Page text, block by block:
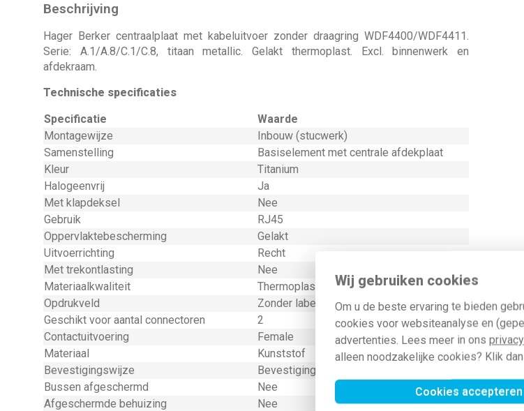
Wij gebruiken cookies
Om u de beste ervaring te bieden
cookies voor websiteanalyse en
advertenties. Lees meer in ons
alleen noodzakelijke cookies? Klik dan
Cookies accepteren
Beschrijving
Hager Berker centraalplaat met kabeluitvoer zonder draagring WDF4400/WDF4411.
Serie: A.1/A.8/C.1/C.8, titaan metallic. Gelakt thermoplast. Excl. binnenwerk en
afdekraam.
Technische specificaties
Specificatie
Waarde
Montagewijze
Inbouw (stucwerk)
Samenstelling
Basiselement met centrale afdekplaat
Kleur
Titanium
Halogeenvrij
Ja
Met klapdeksel
Nee
Gebruik
RJ45
Oppervlaktebescherming
Gelakt
Uitvoerrichting
Recht
Met trekontlasting
Nee
Materiaalkwaliteit
Thermoplast
Opdrukveld
Zonder label
Geschikt voor aantal connectoren
2
Contactuitvoering
Female
Materiaal
Kunststof
Bevestigingswijze
Bevestiging met schroef
Bussen afgeschermd
Nee
Afgeschermde behuizing
Nee